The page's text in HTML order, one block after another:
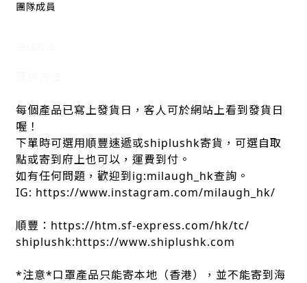
團隊成員
每個產品已寫上發貨日，客人可於網站上看到發貨日
喔！
下單時可選用順豐速遞或shiplushk寄貨，可選自取
點或寄到府上也可以，運費到付。
如有任何問題，歡迎到ig:milaugh_hk查詢。
IG: https://www.instagram.com/milaugh_hk/
順豐：https://htm.sf-express.com/hk/tc/
shiplushk:https://www.shiplushk.com
*注意*口罩產品只能寄本地（香港），並不能寄到海